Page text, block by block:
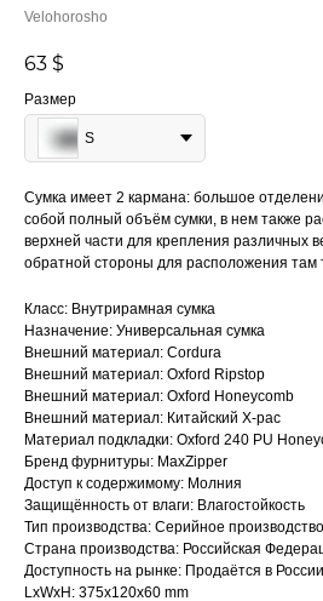
Velohorosho
63 $
Размер
S
Сумка имеет 2 кармана: большое
собой полный объём сумки, в нем также
верхней части для крепления различных
обратной стороны для расположения там
Класс: Внутрирамная сумка
Назначение: Универсальная сумка
Внешний материал: Cordura
Внешний материал: Oxford Ripstop
Внешний материал: Oxford Honeycomb
Внешний материал: Китайский X-pac
Материал подкладки: Oxford 240 PU
Бренд фурнитуры: MaxZipper
Доступ к содержимому: Молния
Защищённость от влаги: Влагостойкость
Тип производства: Серийное производство
Страна производства: Российская
Доступность на рынке: Продаётся в России
LxWxH: 375x120x60 mm